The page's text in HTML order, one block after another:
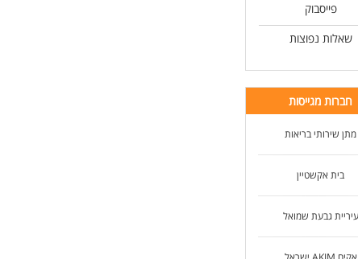
פייסבוק
שאלות נפוצות
חברות מגייסות
מתן שירותי בריאות
בית אקשטיין
עיריית גבעת שמואל